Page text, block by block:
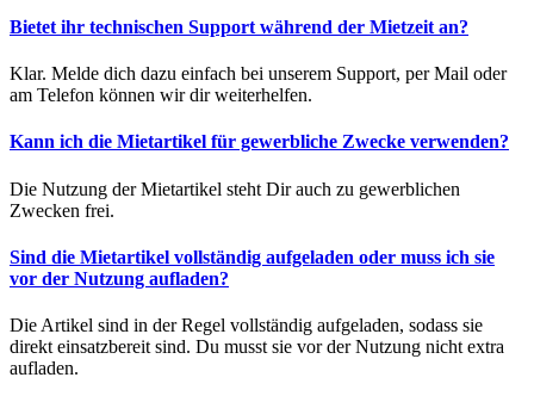
Bietet ihr technischen Support während der Mietzeit an?
Klar. Melde dich dazu einfach bei unserem Support, per Mail oder
am Telefon können wir dir weiterhelfen.
Kann ich die Mietartikel für gewerbliche Zwecke verwenden?
Die Nutzung der Mietartikel steht Dir auch zu gewerblichen
Zwecken frei.
Sind die Mietartikel vollständig aufgeladen oder muss ich sie
vor der Nutzung aufladen?
Die Artikel sind in der Regel vollständig aufgeladen, sodass sie
direkt einsatzbereit sind. Du musst sie vor der Nutzung nicht extra
aufladen.